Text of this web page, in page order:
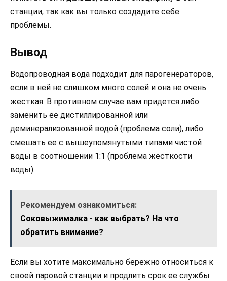
станции, так как вы только создадите себе
проблемы.
Вывод
Водопроводная вода подходит для парогенераторов,
если в ней не слишком много солей и она не очень
жесткая. В противном случае вам придется либо
заменить ее дистиллированной или
деминерализованной водой (проблема соли), либо
смешать ее с вышеупомянутыми типами чистой
воды в соотношении 1:1 (проблема жесткости
воды).
Рекомендуем ознакомиться:
Соковыжималка - как выбрать? На что
обратить внимание?
Если вы хотите максимально бережно относиться к
своей паровой станции и продлить срок ее службы